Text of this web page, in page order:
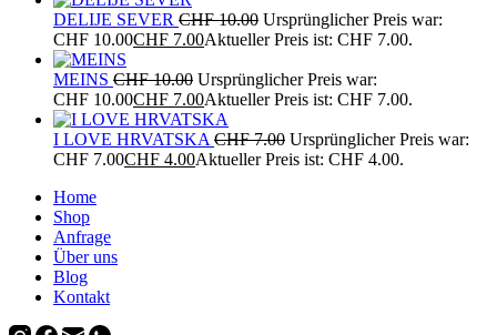
DELIJE SEVER CHF10.00 Ursprünglicher Preis war:
CHF 10.00CHF 7.00Aktueller Preis ist: CHF 7.00.
MEINS CHF10.00 Ursprünglicher Preis war:
CHF 10.00CHF 7.00Aktueller Preis ist: CHF 7.00.
I LOVE HRVATSKA CHF7.00 Ursprünglicher Preis war:
CHF 7.00CHF 4.00Aktueller Preis ist: CHF 4.00.
Home
Shop
Anfrage
Über uns
Blog
Kontakt